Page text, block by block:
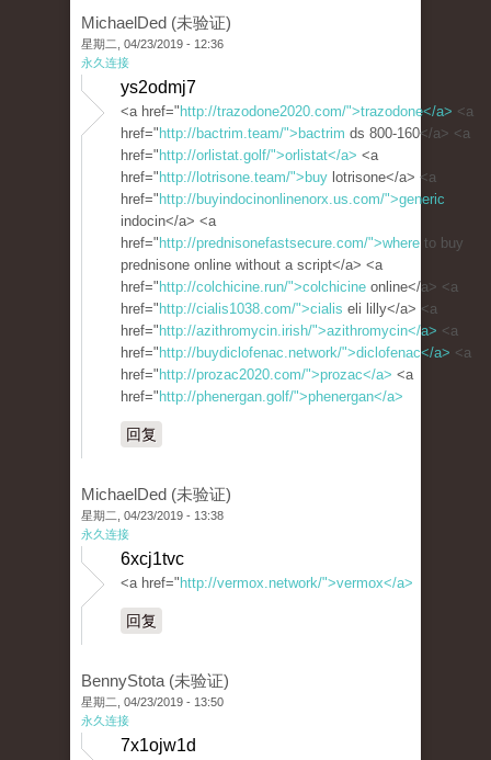
MichaelDed (未验证)
星期二, 04/23/2019 - 12:36
永久连接
ys2odmj7
<a href=" http://trazodone2020.com/">trazodone</a> <a
href=" http://bactrim.team/">bactrim ds 800-160</a> <a
href=" http://orlistat.golf/">orlistat</a> <a
href=" http://lotrisone.team/">buy lotrisone</a> <a
href=" http://buyindocinonlinenorx.us.com/">generic
indocin</a> <a
href=" http://prednisonefastsecure.com/">where to buy
prednisone online without a script</a> <a
href=" http://colchicine.run/">colchicine online</a> <a
href=" http://cialis1038.com/">cialis eli lilly</a> <a
href=" http://azithromycin.irish/">azithromycin</a> <a
href=" http://buydiclofenac.network/">diclofenac</a> <a
href=" http://prozac2020.com/">prozac</a> <a
href=" http://phenergan.golf/">phenergan</a>
回复
MichaelDed (未验证)
星期二, 04/23/2019 - 13:38
永久连接
6xcj1tvc
<a href=" http://vermox.network/">vermox</a>
回复
BennyStota (未验证)
星期二, 04/23/2019 - 13:50
永久连接
7x1ojw1d